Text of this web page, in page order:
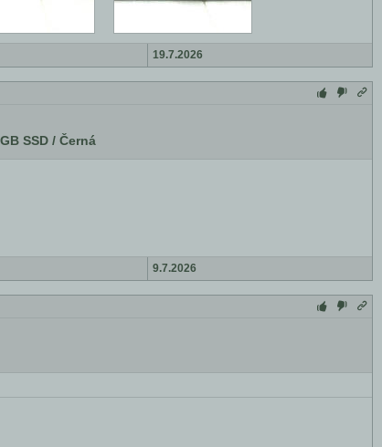
19.7.2026
SSD / Černá
9.7.2026